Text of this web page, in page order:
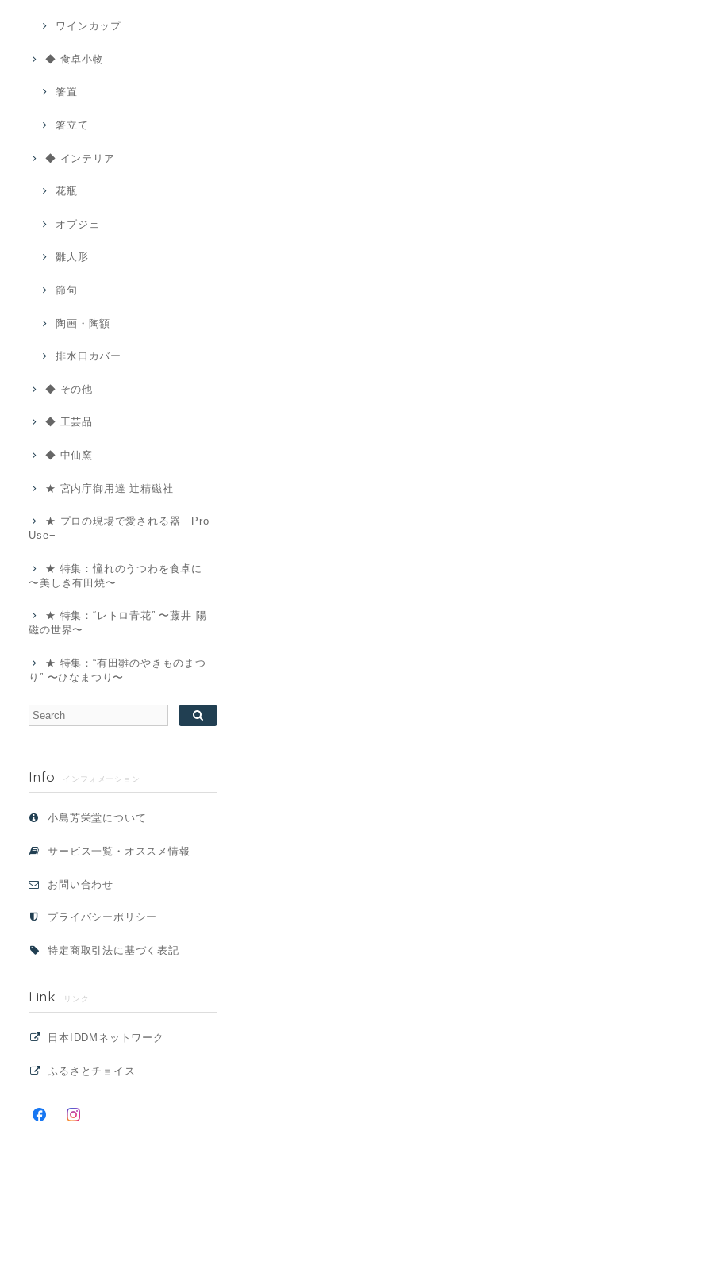
ワインカップ
◆ 食卓小物
箸置
箸立て
◆ インテリア
花瓶
オブジェ
雛人形
節句
陶画・陶額
排水口カバー
◆ その他
◆ 工芸品
◆ 中仙窯
★ 宮内庁御用達 辻精磁社
★ プロの現場で愛される器 −Pro
Use−
★ 特集：憧れのうつわを食卓に
〜美しき有田焼〜
★ 特集：“レトロ青花” 〜藤井 陽
磁の世界〜
★ 特集：“有田雛のやきものまつ
り” 〜ひなまつり〜
Info インフォメーション
小島芳栄堂について
サービス一覧・オススメ情報
お問い合わせ
プライバシーポリシー
特定商取引法に基づく表記
Link リンク
日本IDDMネットワーク
ふるさとチョイス